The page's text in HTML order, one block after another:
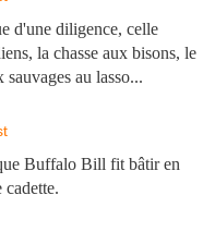
d'une diligence, celle
la chasse aux bisons, le
au lasso...
Buffalo Bill fit bâtir en